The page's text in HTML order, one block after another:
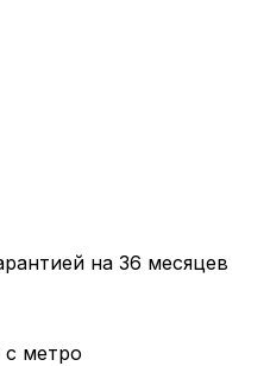
на 36 месяцев
метро